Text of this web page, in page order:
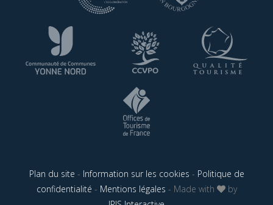
Plan du site - Information sur les cookies - Politique de
confidentialité - Mentions légales - Made with
by